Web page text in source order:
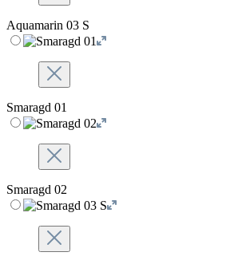
Aquamarin 03 S
Smaragd 01
Smaragd 02